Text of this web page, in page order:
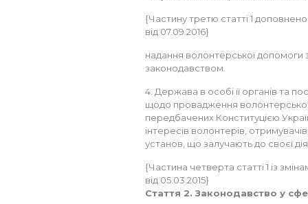
{Частину третю статті 1
від 07.09.2016}
надання волонтерської
законодавством.
4. Держава в особі її органів та
щодо провадження волонтерської
передбачених Конституцією
інтересів волонтерів,
установ, що залучають до своєї
{Частина четверта статті 1 із
від 05.03.2015}
Стаття 2. Законодавство у